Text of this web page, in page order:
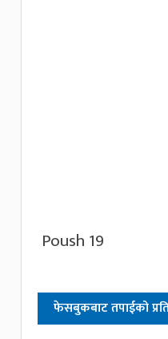
Poush 19
फेसबुकबाट तपाईको